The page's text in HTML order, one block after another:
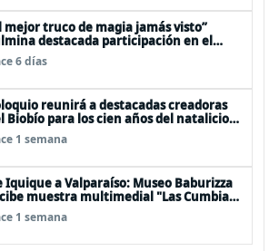
mejor truco de magia jamás visto”
destacada participación en el
Off Avignon 2026
6 días
reunirá a destacadas creadoras
Biobío para los cien años del natalicio
artista textil y artesano tomecino
Herrera “El Pajarero”
1 semana
Iquique a Valparaíso: Museo Baburizza
muestra multimedial "Las Cumbias
escuchamos allá arriba"
1 semana